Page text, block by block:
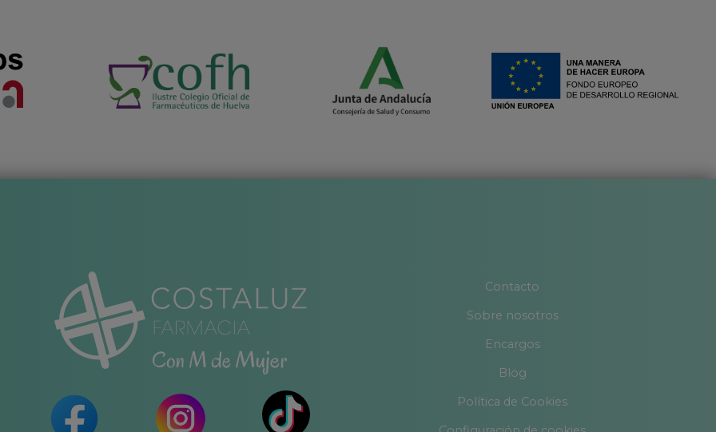
Contacto
Sobre nosotros
Encargos
Blog
Política de Cookies